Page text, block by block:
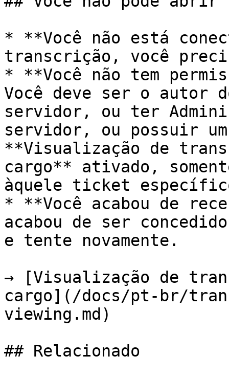
* **Você não está
transcrição, você
* **Você não tem
Você deve ser o autor
servidor, ou ter
servidor, ou possuir
**Visualização de
cargo** ativado,
àquele ticket
* **Você acabou de
acabou de ser
e tente novamente.
→ [Visualização de
cargo](/docs/pt-br/
viewing.md)
## Relacionado